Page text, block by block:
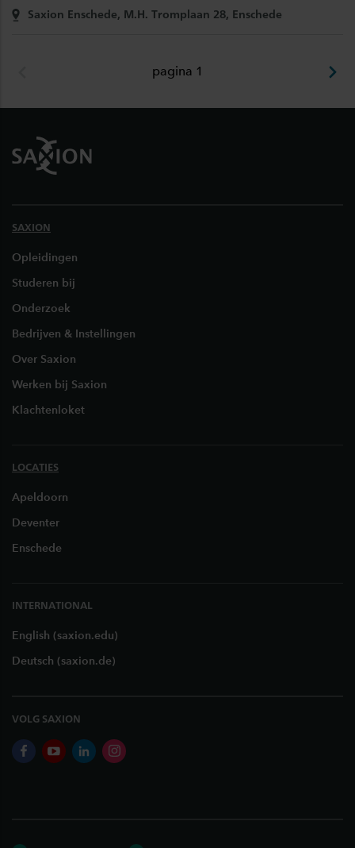
Saxion Enschede, M.H. Tromplaan 28, Enschede
pagina 1
SAXION
Opleidingen
Studeren bij
Onderzoek
Bedrijven & Instellingen
Over Saxion
Werken bij Saxion
Klachtenloket
LOCATIES
Apeldoorn
Deventer
Enschede
INTERNATIONAL
English (saxion.edu)
Deutsch (saxion.de)
VOLG SAXION
facebookyoutubelinkedininstagram